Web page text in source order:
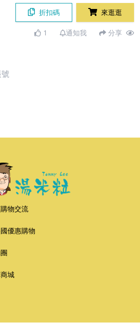
折扣碼 來逛逛
1 通知我 分享
物交流
優惠購物
城